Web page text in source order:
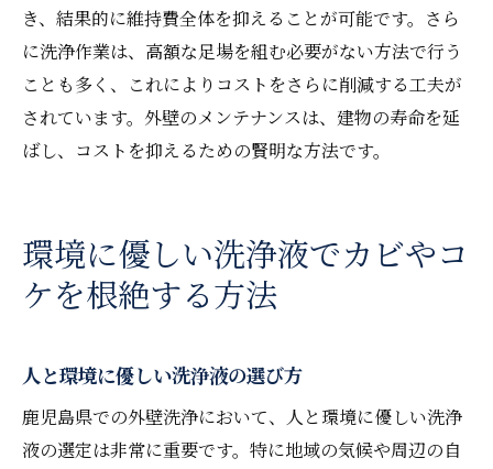
き、結果的に維持費全体を抑えることが可能です。さら
に洗浄作業は、高額な足場を組む必要がない方法で行う
ことも多く、これによりコストをさらに削減する工夫が
されています。外壁のメンテナンスは、建物の寿命を延
ばし、コストを抑えるための賢明な方法です。
環境に優しい洗浄液でカビやコ
ケを根絶する方法
人と環境に優しい洗浄液の選び方
鹿児島県での外壁洗浄において、人と環境に優しい洗浄
液の選定は非常に重要です。特に地域の気候や周辺の自